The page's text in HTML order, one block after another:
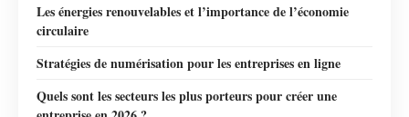
Les énergies renouvelables et l’importance de l’économie
circulaire
Stratégies de numérisation pour les entreprises en ligne
Quels sont les secteurs les plus porteurs pour créer une